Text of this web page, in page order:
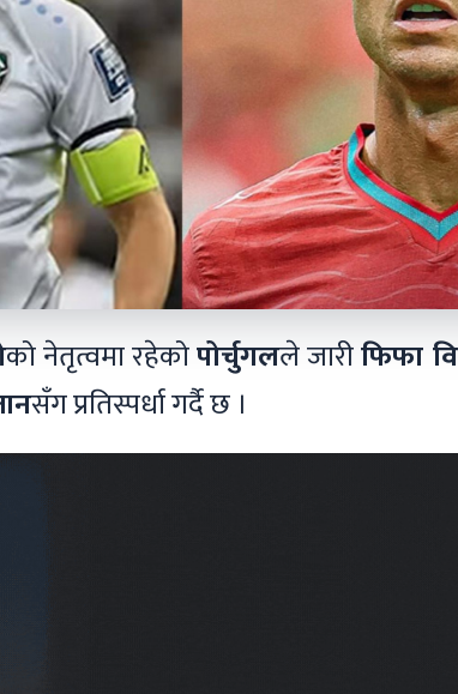
को नेतृत्वमा रहेकोपोर्चुगलले जारीफिफा
सँग प्रतिस्पर्धा गर्दै छ ।